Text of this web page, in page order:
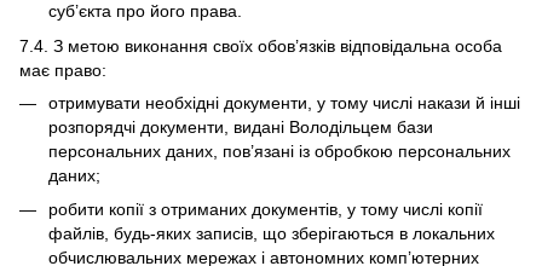
суб’єкта про його права.
7.4. З метою виконання своїх обов’язків відповідальна особа
має право:
отримувати необхідні документи, у тому числі накази й інші
розпорядчі документи, видані Володільцем бази
персональних даних, пов’язані із обробкою персональних
даних;
робити копії з отриманих документів, у тому числі копії
файлів, будь-яких записів, що зберігаються в локальних
обчислювальних мережах і автономних комп’ютерних